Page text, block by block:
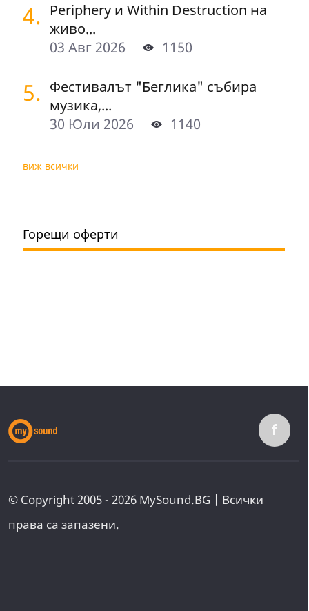
4. Periphery и Within Destruction на
живо...
03 Авг 2026
1150
5. Фестивалът "Беглика" събира
музика,...
30 Юли 2026
1140
виж всички
Горещи оферти
© Copyright 2005 - 2026 MySound.BG | Всички
права са запазени.